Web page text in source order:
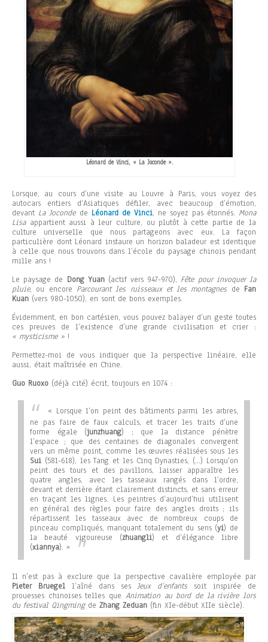
Léonard de Vinci, « La Joconde ».
Lorsque, au cours d’une visite au Louvre à Paris, vous voyez des
autocars entiers d’Asiatiques défiler, avec beaucoup d’émotion,
devant La Jocondede Léonard de Vinci, ne soyez pas étonnés. Mona
Lisaappartient aussi à leur culture, ou plutôt à cette partie de la
culture universelle que nous partageons avec eux. La façon
particulière dont Léonard instaure un horizon baladeur est identique
à celle que nous trouvons dans l’école du paysage chinois pendant
mille ans !
Le paysage de Dong Yuan(actif vers 947-970), Fête pour invoquer la
pluie, ou encore Parcourant les ruisseaux et les montagnesde Fan
Kuan (vers 980-1050), en sont de bons exemples.
Évidemment, en bon cartésien, vous pouvez balayer d’un geste toutes
ces preuves de l’existence d’une grande civilisation et crier :
« mysticisme » !
Permettez-moi de vous indiquer que la perspective linéaire, elle
aussi, était maîtrisée en Chine.
Guo Ruoxo (déjà cité) écrit, toujours en 1074 :
« Lorsque l’on peint des bâtiments parmi les arbres,
ne pas faire de faux calculs, et tracer les traits d’une
forme égale (junzhuang) ; que la distance pénètre
l’espace ; que des centaines de diagonales convergent
vers un même point, comme les œuvres réalisées sous les
Sui (581-618), les Tang et les Cinq Dynasties, (…) Lorsqu’on
peint des tours et des pavillons, laisser apparaître les
quatre angles, avec les tasseaux rangés dans l’ordre,
devant et derrière étant clairement distincts, et sans erreur
en traçant les lignes. Les peintres d’aujourd’hui utilisent
en général des règles pour faire des angles droits ; ils
répartissent les tasseaux avec de nombreux coups de
pinceau compliqués, manquant totalement du sens (yi) de
la beauté vigoureuse (zhuangli) et d’élégance libre
(xiannya). »
Il n’est pas à exclure que la perspective cavalière employée par
Pieter Bruegell’aîné dans sesJeux d’enfantssoit inspirée de
prouesses chinoises telles que Animation au bord de la rivière lors
du festival Qingmingde Zhang Zeduan (fin XIe-début XIIe siècle).